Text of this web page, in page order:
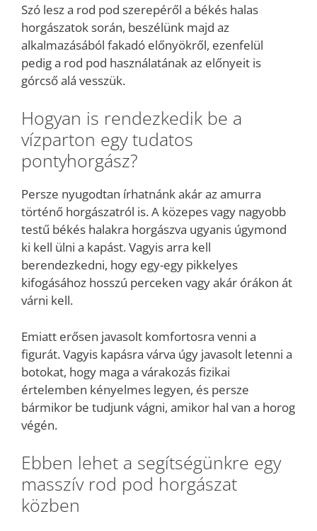
Szó lesz a rod pod szerepéről a békés halas
horgászatok során, beszélünk majd az
alkalmazásából fakadó előnyökről, ezenfelül
pedig a rod pod használatának az előnyeit is
górcső alá vesszük.
Hogyan is rendezkedik be a
vízparton egy tudatos
pontyhorgász?
Persze nyugodtan írhatnánk akár az amurra
történő horgászatról is. A közepes vagy nagyobb
testű békés halakra horgászva ugyanis úgymond
ki kell ülni a kapást. Vagyis arra kell
berendezkedni, hogy egy-egy pikkelyes
kifogásához hosszú perceken vagy akár órákon át
várni kell.
Emiatt erősen javasolt komfortosra venni a
figurát. Vagyis kapásra várva úgy javasolt letenni a
botokat, hogy maga a várakozás fizikai
értelemben kényelmes legyen, és persze
bármikor be tudjunk vágni, amikor hal van a horog
végén.
Ebben lehet a segítségünkre egy
masszív rod pod horgászat
közben